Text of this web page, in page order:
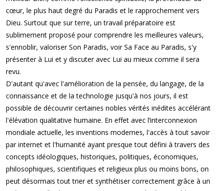
cœur, le plus haut degré du Paradis et le rapprochement vers
Dieu. Surtout que sur terre, un travail préparatoire est
sublimement proposé pour comprendre les meilleures valeurs,
s'ennoblir, valoriser Son Paradis, voir Sa Face au Paradis, s'y
présenter à Lui et y discuter avec Lui au mieux comme il sera
revu.
D'autant qu'avec l'amélioration de la pensée, du langage, de la
connaissance et de la technologie jusqu'à nos jours, il est
possible de découvrir certaines nobles vérités inédites accélérant
l'élévation qualitative humaine. En effet avec l’interconnexion
mondiale actuelle, les inventions modernes, l'accès à tout savoir
par internet et l'humanité ayant presque tout défini à travers des
concepts idéologiques, historiques, politiques, économiques,
philosophiques, scientifiques et religieux plus ou moins bons, on
peut désormais tout trier et synthétiser correctement grâce à un